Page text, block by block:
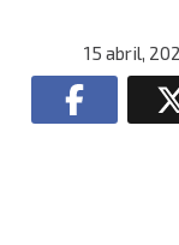
15 abril,